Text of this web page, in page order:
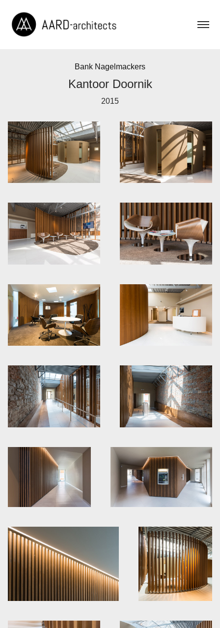
Bank Nagelmackers
Kantoor Doornik
2015